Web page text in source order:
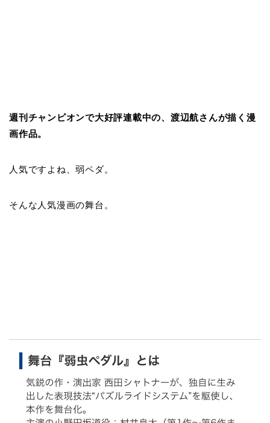
週刊チャンピオンで大好評連載中の、渡辺航さんが描く漫
画作品。
人気ですよね、弱ペダ。
そんな人気漫画の舞台。